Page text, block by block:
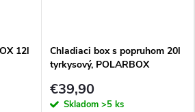
12l
Chladiaci box s popruhom 20l
tyrkysový, POLARBOX
€39,90
Skladom >5 ks